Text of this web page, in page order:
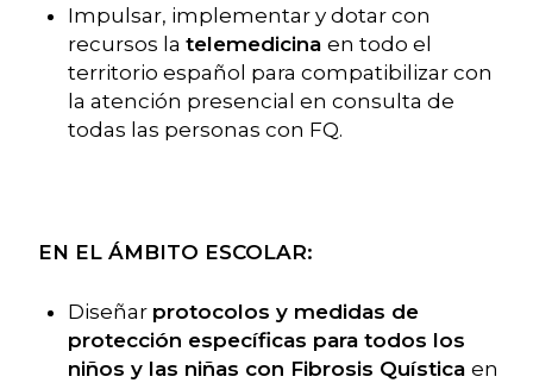
Impulsar, implementar y dotar con
recursos la telemedicina en todo el
territorio español para compatibilizar con
la atención presencial en consulta de
todas las personas con FQ.
EN EL ÁMBITO ESCOLAR:
Diseñar protocolos y medidas de
protección específicas para todos los
niños y las niñas con Fibrosis Quística en